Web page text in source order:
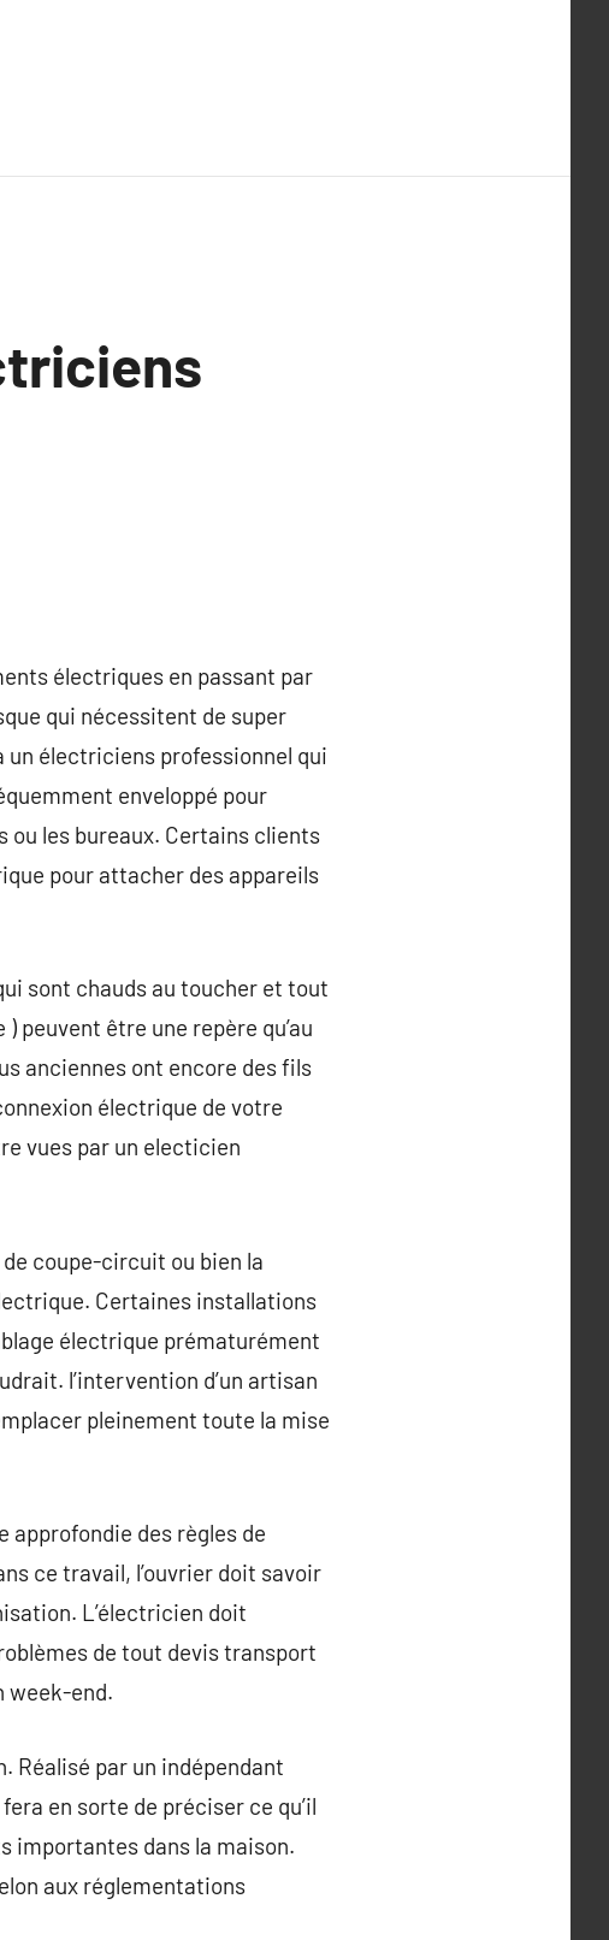
électriques en passant par
qui nécessitent de super
un électriciens professionnel qui
enveloppé pour
ou les bureaux. Certains clients
pour attacher des appareils
sont chauds au toucher et tout
peuvent être une repère qu’au
anciennes ont encore des fils
électrique de votre
vues par un electicien
coupe-circuit ou bien la
Certaines installations
électrique prématurément
l’intervention d’un artisan
pleinement toute la mise
des règles de
ce travail, l’ouvrier doit savoir
L’électricien doit
de tout devis transport
week-end.
Réalisé par un indépendant
en sorte de préciser ce qu’il
importantes dans la maison.
aux réglementations